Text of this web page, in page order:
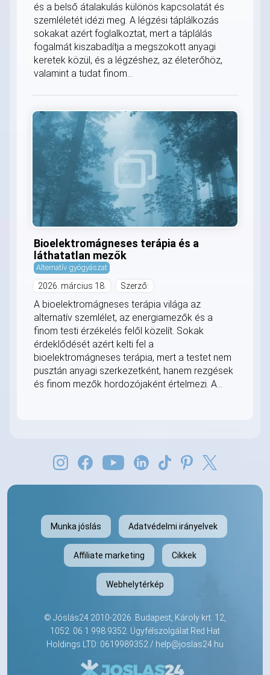
és a belső átalakulás különös kapcsolatát és
szemléletét idézi meg. A légzési táplálkozás
sokakat azért foglalkoztat, mert a táplálás
fogalmát kiszabadítja a megszokott anyagi
keretek közül, és a légzéshez, az életerőhöz,
valamint a tudat finom...
Bioelektromágneses terápia és a
láthatatlan mezők
Alternatív gyógyászat
2026. március 18. Szerző:
A bioelektromágneses terápia világa az
alternatív szemlélet, az energiamezők és a
finom testi érzékelés felől közelít. Sokak
érdeklődését azért kelti fel a
bioelektromágneses terápia, mert a testet nem
pusztán anyagi szerkezetként, hanem rezgések
és finom mezők hordozójaként értelmezi. A...
Munka jóslás Adatvédelmi irányelvek
Affiliate marketing Cikkek
Webhelytérkép
© Jóslás24 2010-2026. Budapest, Károly krt. 12,
1052. 06 1 998 9352 . Ügyfélszolgálat Red Hat
Holdings LTD: 0619989352 / help@joslas24.hu